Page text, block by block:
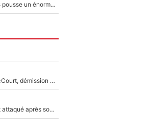
Victime de racisme contre Murray, Kyrgios pousse un énorme coup de gueule !
Trahison de Longoria, secrets de Frank McCourt, démission de Roberto De Zerbi : Medhi Benatia se lâche sur départ de l'OM et fait d'importantes révélations
Incendies en Gironde - Nelson Monfort est attaqué après son dérapage sur CNews : «Et lui, il prend combien pour parler dans un studio climatisé?»